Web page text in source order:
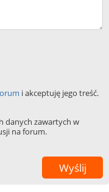
i akceptuję jego treść.
danych zawartych w
na forum.